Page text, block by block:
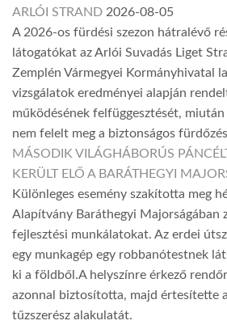
ARLÓI STRAND 2026-08-05
A 2026-os fürdési szezon hátralévő
látogatókat az Arlói Suvadás Liget
Zemplén Vármegyei Kormányhivatal
vizsgálatok eredményei alapján
működésének felfüggesztését,
nem felelt meg a biztonságos
MÁSODIK VILÁGHÁBORÚS
KERÜLT ELŐ A BARÁTHEGYI
Különleges esemény szakította meg
Alapítvány Baráthegyi Majorságában
fejlesztési munkálatokat. Az erdei
egy munkagép egy robbanótestnek
ki a földből.A helyszínre érkező
azonnal biztosította, majd értesítette
tűzszerész alakulatát.